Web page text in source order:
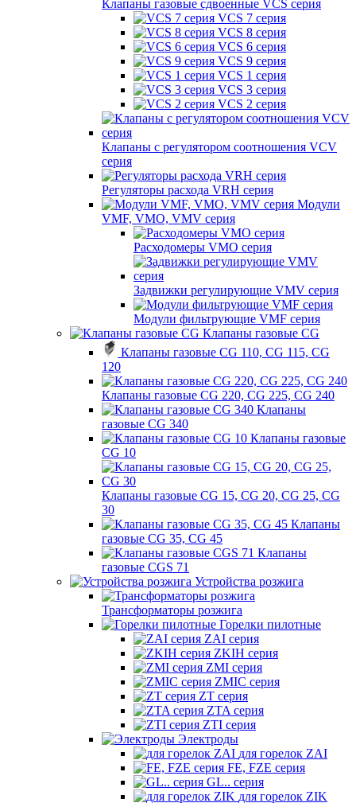
Клапаны газовые сдвоенные VCS серия
VCS 7 серия
VCS 8 серия
VCS 6 серия
VCS 9 серия
VCS 1 серия
VCS 3 серия
VCS 2 серия
Клапаны с регулятором соотношения VCV
серия
Регуляторы расхода VRH серия
Модули
VMF, VMO, VMV серия
Расходомеры VMO серия
Задвижки регулирующие VMV серия
Модули фильтрующие VMF серия
Клапаны газовые CG
Клапаны газовые CG 110, CG 115, CG
120
Клапаны газовые CG 220, CG 225, CG 240
Клапаны
газовые CG 340
Клапаны газовые
CG 10
Клапаны газовые CG 15, CG 20, CG 25, CG
30
Клапаны
газовые CG 35, CG 45
Клапаны
газовые CGS 71
Устройства розжига
Трансформаторы розжига
Горелки пилотные
ZAI серия
ZKIH серия
ZMI серия
ZMIC серия
ZT серия
ZTA серия
ZTI серия
Электроды
для горелок ZAI
FE, FZE серия
GL.. серия
для горелок ZIK